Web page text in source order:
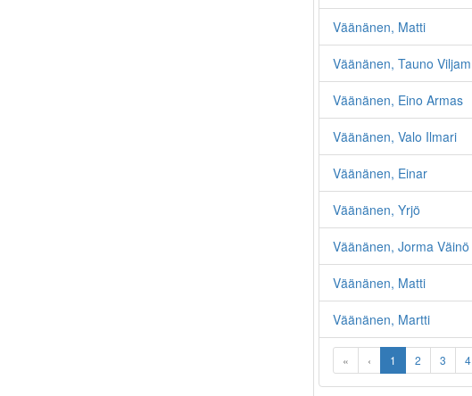
Väänänen, Matti
Väänänen, Tauno Viljam
Väänänen, Eino Armas
Väänänen, Valo Ilmari
Väänänen, Einar
Väänänen, Yrjö
Väänänen, Jorma Väinö
Väänänen, Matti
Väänänen, Martti
« ‹ 1 2 3 4